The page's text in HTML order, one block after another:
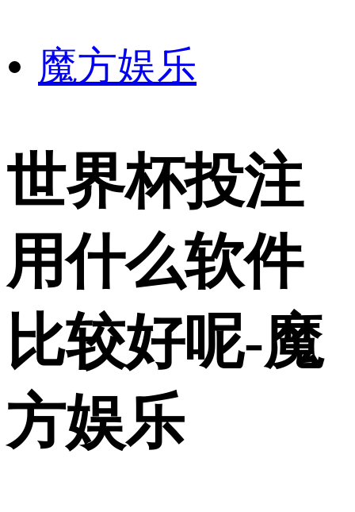
魔方娱乐
世界杯投注
用什么软件
比较好呢-魔
方娱乐